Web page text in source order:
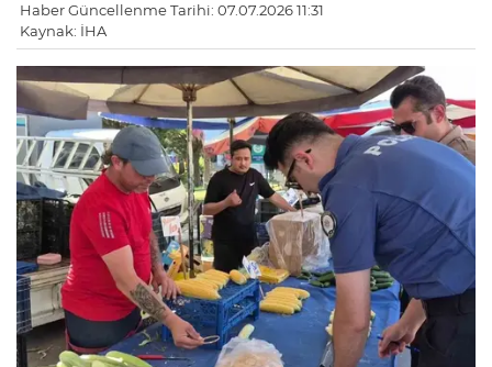
Haber Güncellenme Tarihi: 07.07.2026 11:31
Kaynak: İHA